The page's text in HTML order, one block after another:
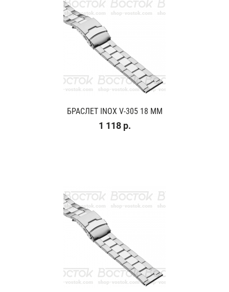
БРАСЛЕТ INOX V-305 18 ММ
1 118 р.